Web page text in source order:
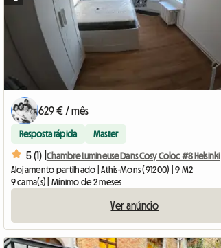
629 € / mês
Resposta rápida Master
5 (1) | Chambre Lumineuse Dans Cosy Coloc #8 Helsinki
Alojamento partilhado | Athis-Mons (91200) | 9 M2
9 cama(s) | Mínimo de 2 meses
Ver anúncio